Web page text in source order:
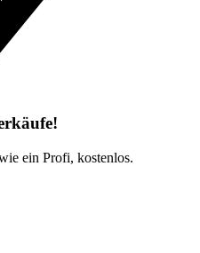
ein Profi, kostenlos.